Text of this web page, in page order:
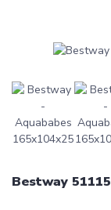
Bestway 51115